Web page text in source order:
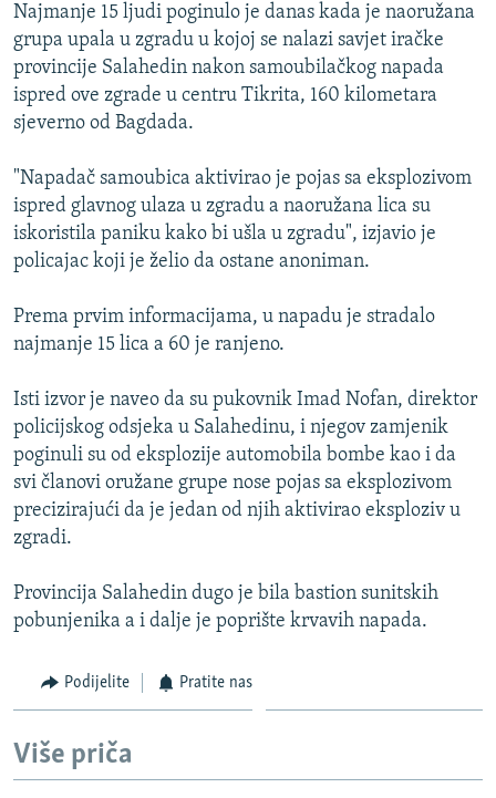
FOTOGALERIJE
INFOGRAFIKE
RAT U UKRAJINI
KINA NA BALKANU
RSE PRIČE IZ SVIJETA
ISPRIČAJ MI
DNEVNO@RSE
SPECIJALI RSE
VIŠE OD NASLOVA
POPLAVE I KLIZIŠTA U BIH 2024.
POST SCRIPTUM
MOJA EVROPA
TRI DECENIJE OD RATA U BIH
SVE KARTE DEJTONA
PRATITE NAS
Najmanje 15 ljudi poginulo je danas kada je naoružana
grupa upala u zgradu u kojoj se nalazi savjet iračke
provincije Salahedin nakon samoubilačkog napada
ispred ove zgrade u centru Tikrita, 160 kilometara
sjeverno od Bagdada.
"Napadač samoubica aktivirao je pojas sa eksplozivom
ispred glavnog ulaza u zgradu a naoružana lica su
iskoristila paniku kako bi ušla u zgradu", izjavio je
policajac koji je želio da ostane anoniman.
Prema prvim informacijama, u napadu je stradalo
najmanje 15 lica a 60 je ranjeno.
Isti izvor je naveo da su pukovnik Imad Nofan, direktor
policijskog odsjeka u Salahedinu, i njegov zamjenik
poginuli su od eksplozije automobila bombe kao i da
svi članovi oružane grupe nose pojas sa eksplozivom
precizirajući da je jedan od njih aktivirao eksploziv u
zgradi.
Provincija Salahedin dugo je bila bastion sunitskih
pobunjenika a i dalje je poprište krvavih napada.
Podijelite Pratite nas
Više priča